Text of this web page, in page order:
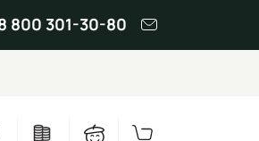
800 301-30-80